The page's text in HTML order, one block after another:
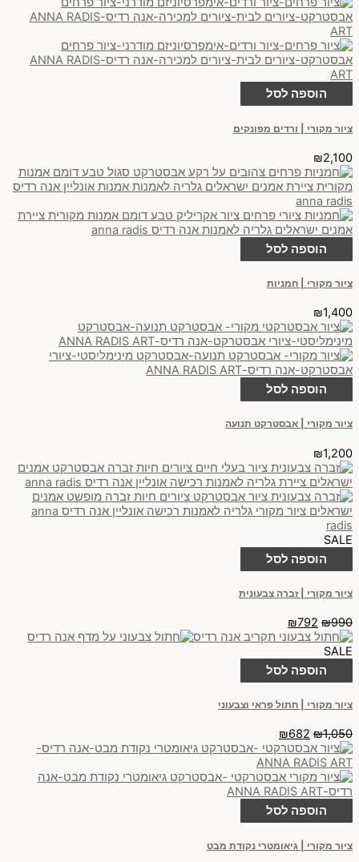
הוספה לסל
ציור מקורי | ורדים מפונקים
₪2,100
הוספה לסל
ציור מקורי | חמניות
₪1,400
הוספה לסל
ציור מקורי | אבסטרקט תנועה
₪1,200
SALE
הוספה לסל
ציור מקורי | זברה צבעונית
₪990
₪792
SALE
הוספה לסל
ציור מקורי | חתול פראי וצבעוני
₪1,050
₪682
הוספה לסל
ציור מקורי | גיאומטרי נקודת מבט